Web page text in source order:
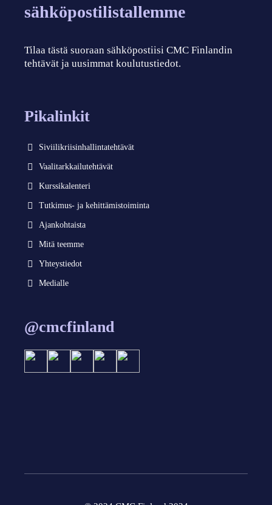
sähköpostilistallemme
Tilaa tästä suoraan sähköpostiisi CMC Finlandin
tehtävät ja uusimmat koulutustiedot.
Pikalinkit
Siviilikriisinhallintatehtävät
Vaalitarkkailutehtävät
Kurssikalenteri
Tutkimus- ja kehittämistoiminta
Ajankohtaista
Mitä teemme
Yhteystiedot
Medialle
@cmcfinland